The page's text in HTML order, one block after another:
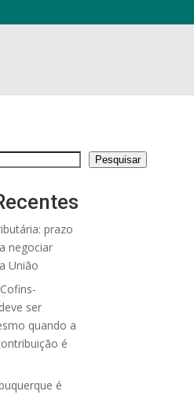
Pesquisar
prazo
negociar
União
ser
quando a
é
é